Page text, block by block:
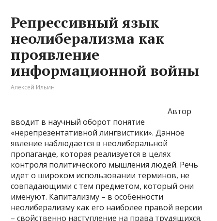
Репрессивный язык
неолиберализма как
проявление
информационной войны
Алексей Ильин
Автор
вводит в научный оборот понятие
«нерепрезентативной лингвистики». Данное
явление наблюдается в неолиберальной
пропаганде, которая реализуется в целях
контроля политического мышления людей. Речь
идет о широком использовании терминов, не
совпадающими с тем предметом, который они
именуют. Капитализму – в особенности
неолиберализму как его наиболее правой версии
– свойственно наступление на права трудящихся.